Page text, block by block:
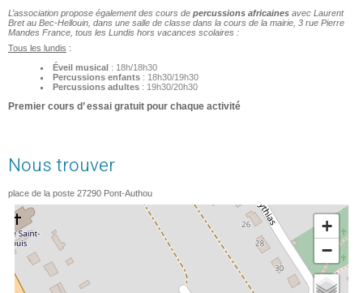
L’association propose également des cours de percussions africaines avec Laurent
Bret au Bec-Hellouin, dans une salle de classe dans la cours de la mairie, 3 rue Pierre
Mandes France, tous les Lundis hors vacances scolaires :
Tous les lundis :
Éveil musical : 18h/18h30
Percussions enfants : 18h30/19h30
Percussions adultes : 19h30/20h30
Premier cours d’ essai gratuit pour chaque activité
Nous trouver
place de la poste 27290 Pont-Authou
+
−